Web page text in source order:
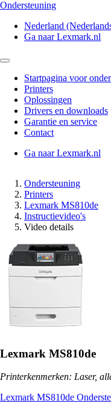
Ondersteuning
Nederland
Ga naar Lexmark.nl
Startpagina voor
Printers
Oplossingen
Drivers en downloads
Garantie en service
Contact
Ga naar Lexmark.nl
Ondersteuning
Printers
Lexmark MS810de
Instructievideo's
Video details
Lexmark MS810de
Printerkenmerken: Laser,
Lexmark MS810de